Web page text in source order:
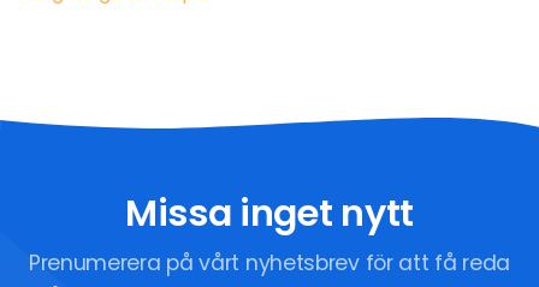
Missa inget nytt
Prenumerera på vårt nyhetsbrev för att få reda